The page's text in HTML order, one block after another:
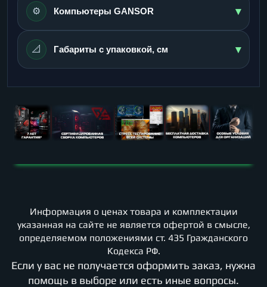
⚙️ Компьютеры GANSOR ▾
📐 Габариты с упаковкой, см ▾
Информация о ценах товара и комплектации
указанная на сайте не является офертой в смысле,
определяемом положениями ст. 435 Гражданского
Кодекса РФ.
Если у вас не получается оформить заказ, нужна
помощь в выборе или есть иные вопросы.